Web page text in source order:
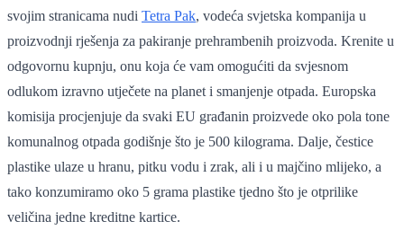
svojim stranicama nudi Tetra Pak, vodeća svjetska kompanija u
proizvodnji rješenja za pakiranje prehrambenih proizvoda. Krenite u
odgovornu kupnju, onu koja će vam omogućiti da svjesnom
odlukom izravno utječete na planet i smanjenje otpada. Europska
komisija procjenjuje da svaki EU građanin proizvede oko pola tone
komunalnog otpada godišnje što je 500 kilograma. Dalje, čestice
plastike ulaze u hranu, pitku vodu i zrak, ali i u majčino mlijeko, a
tako konzumiramo oko 5 grama plastike tjedno što je otprilike
veličina jedne kreditne kartice.